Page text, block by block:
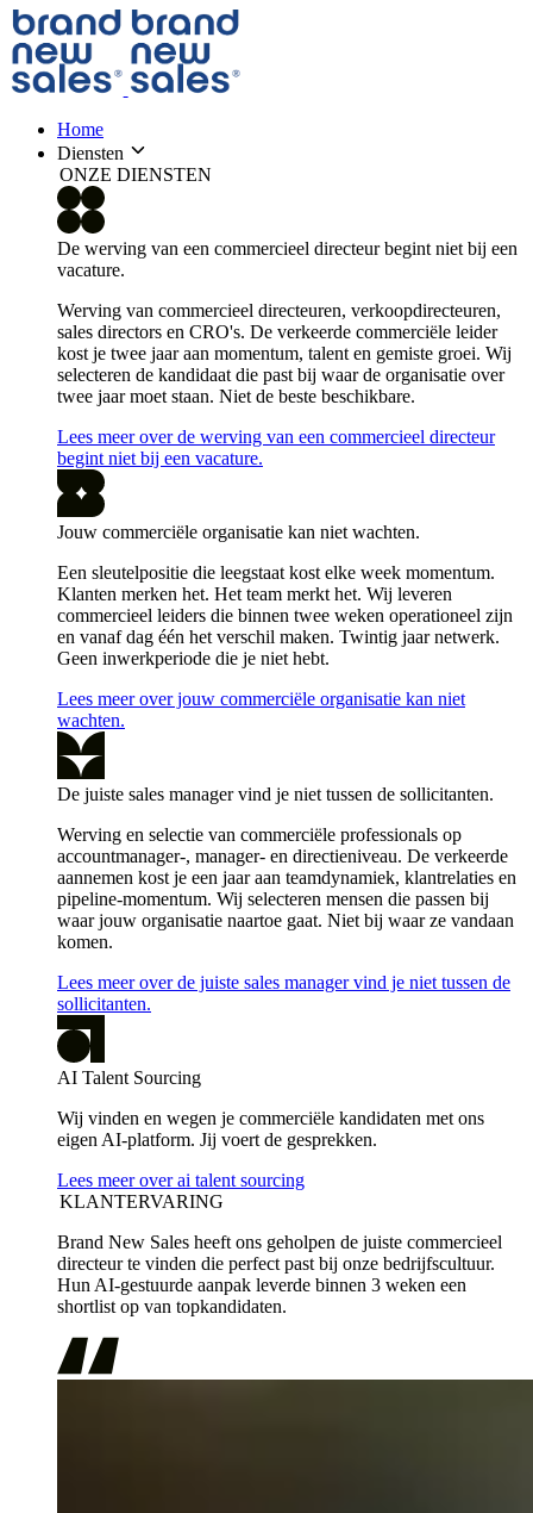
Home
Diensten
ONZE DIENSTEN
De werving van een commercieel directeur begint niet bij een
vacature.
Werving van commercieel directeuren, verkoopdirecteuren,
sales directors en CRO's. De verkeerde commerciële leider
kost je twee jaar aan momentum, talent en gemiste groei. Wij
selecteren de kandidaat die past bij waar de organisatie over
twee jaar moet staan. Niet de beste beschikbare.
Lees meer over de werving van een commercieel directeur
begint niet bij een vacature.
Jouw commerciële organisatie kan niet wachten.
Een sleutelpositie die leegstaat kost elke week momentum.
Klanten merken het. Het team merkt het. Wij leveren
commercieel leiders die binnen twee weken operationeel zijn
en vanaf dag één het verschil maken. Twintig jaar netwerk.
Geen inwerkperiode die je niet hebt.
Lees meer over jouw commerciële organisatie kan niet
wachten.
De juiste sales manager vind je niet tussen de sollicitanten.
Werving en selectie van commerciële professionals op
accountmanager-, manager- en directieniveau. De verkeerde
aannemen kost je een jaar aan teamdynamiek, klantrelaties en
pipeline-momentum. Wij selecteren mensen die passen bij
waar jouw organisatie naartoe gaat. Niet bij waar ze vandaan
komen.
Lees meer over de juiste sales manager vind je niet tussen de
sollicitanten.
AI Talent Sourcing
Wij vinden en wegen je commerciële kandidaten met ons
eigen AI-platform. Jij voert de gesprekken.
Lees meer over ai talent sourcing
KLANTERVARING
Brand New Sales heeft ons geholpen de juiste commercieel
directeur te vinden die perfect past bij onze bedrijfscultuur.
Hun AI-gestuurde aanpak leverde binnen 3 weken een
shortlist op van topkandidaten.